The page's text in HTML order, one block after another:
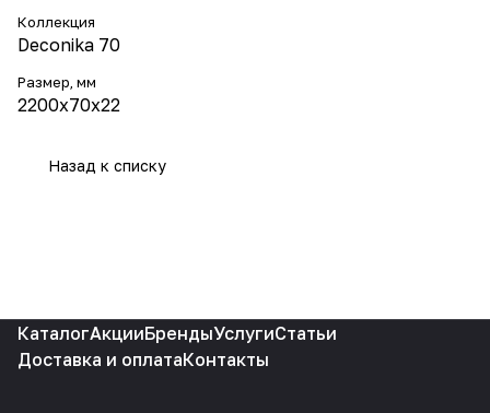
Коллекция
Deconika 70
Размер, мм
2200x70x22
Назад к списку
КаталогАкцииБрендыУслугиСтатьи
Доставка и оплатаКонтакты